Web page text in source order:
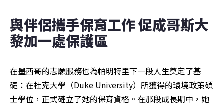
與伴侶攜手保育工作 促成哥斯大
黎加一處保護區
在墨西哥的志願服務也為帕明特里下一段人生奠定了基
礎：在杜克大學（Duke University）所獲得的環境政策碩
士學位，正式確立了她的保育資格。在那段成長期中，她